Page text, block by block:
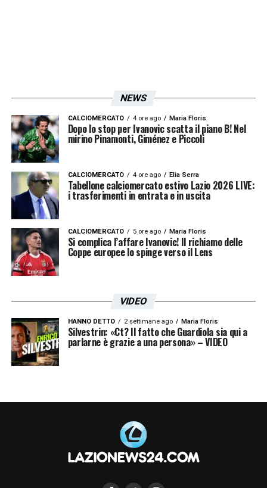
NEWS
CALCIOMERCATO 4 ore ago Maria Floris
Dopo lo stop per Ivanovic scatta il piano B! Nel
mirino Pinamonti, Giménez e Piccoli
CALCIOMERCATO 4 ore ago Elia Serra
Tabellone calciomercato estivo Lazio 2026 LIVE:
i trasferimenti in entrata e in uscita
CALCIOMERCATO 5 ore ago Maria Floris
Si complica l’affare Ivanovic! Il richiamo delle
Coppe europee lo spinge verso il Lens
VIDEO
HANNO DETTO 2 settimane ago Maria Floris
Silvestrin: «Ct? Il fatto che Guardiola sia qui a
parlarne è grazie a una persona» – VIDEO